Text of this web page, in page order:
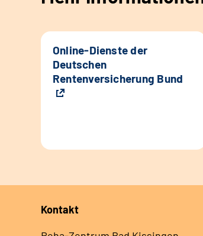
Online-Dienste der
Deutschen
Rentenversicherung Bund
Kontakt